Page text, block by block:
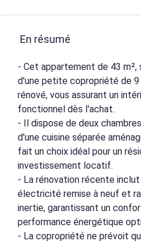
En résumé
- Cet appartement de 43
d'une petite copropriété de
rénové, vous assurant un
fonctionnel dès l'achat.
- Il dispose de deux
d'une cuisine séparée
fait un choix idéal pour un
investissement locatif.
- La rénovation récente
électricité remise à neuf et
inertie, garantissant un
performance énergétique
- La copropriété ne prévoit